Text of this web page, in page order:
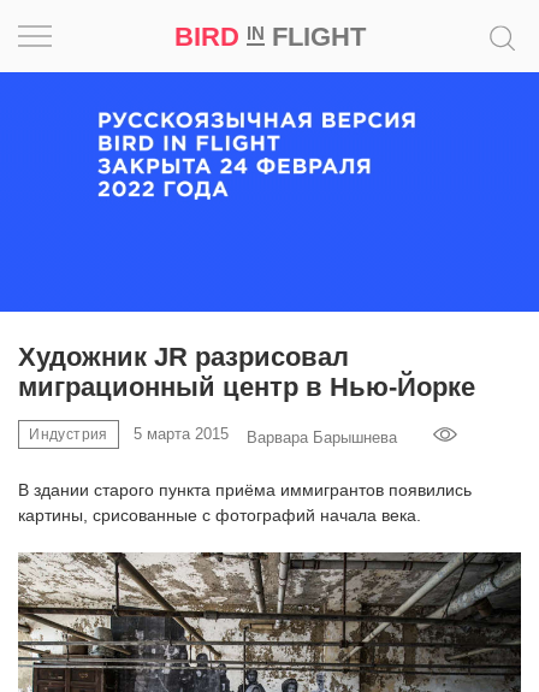
BIRD INFLIGHT
Художник JR разрисовал
миграционный центр в Нью-Йорке
Индустрия 5 марта 2015 Варвара Барышнева
В здании старого пункта приёма иммигрантов появились
картины, срисованные с фотографий начала века.